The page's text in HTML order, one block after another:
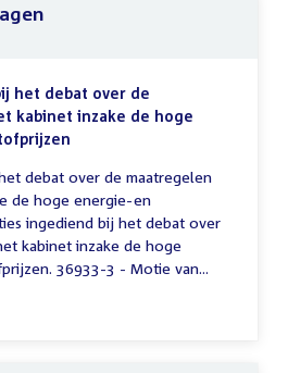
het debat over de
kabinet inzake de hoge
debat over de maatregelen
de hoge energie-en
ingediend bij het debat over
kabinet inzake de hoge
36933-3 - Motie van...